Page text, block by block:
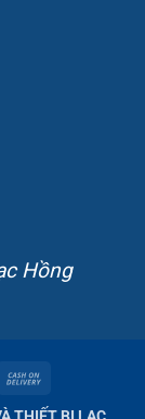
Hồng
On